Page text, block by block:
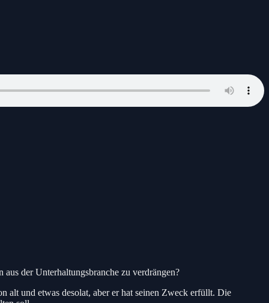
der Unterhaltungsbranche zu verdrängen?
alt und etwas desolat, aber er hat seinen Zweck erfüllt. Die